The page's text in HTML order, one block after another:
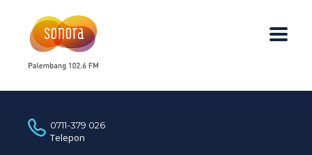
0711-379 026
Telepon